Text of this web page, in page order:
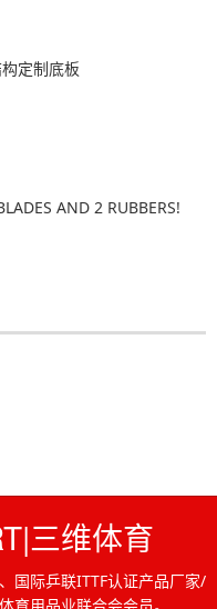
定制底板
AND 2 RUBBERS!
三维体育
国际乒联ITTF认证产品厂家/
育用品业联合会会员。